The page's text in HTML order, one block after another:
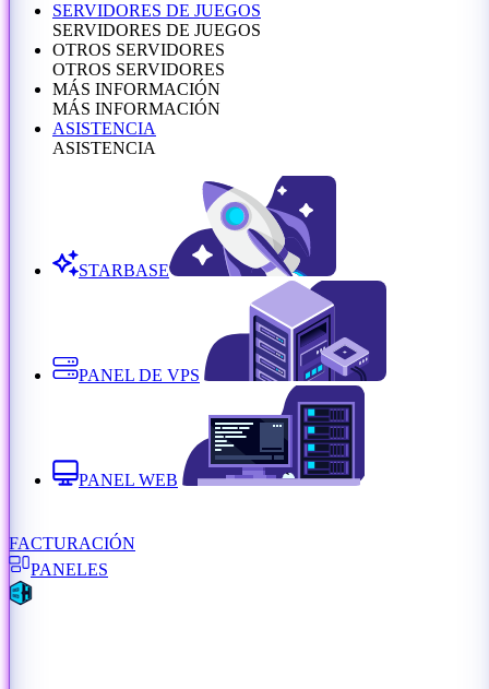
SERVIDORES DE JUEGOS
SERVIDORES DE JUEGOS
OTROS SERVIDORES
OTROS SERVIDORES
MÁS INFORMACIÓN
MÁS INFORMACIÓN
ASISTENCIA
ASISTENCIA
STARBASE
PANEL DE VPS
PANEL WEB
FACTURACIÓN
PANELES